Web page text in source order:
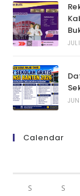
Calendar
S S